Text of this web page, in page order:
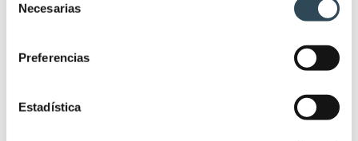
Necesarias
Preferencias
Estadística
Tu dirección de correo electrónico no será publicada. Los campos
requeridos están marcados